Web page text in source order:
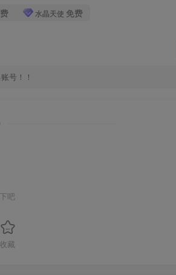
水晶天使 免费
号！！
吧
收藏